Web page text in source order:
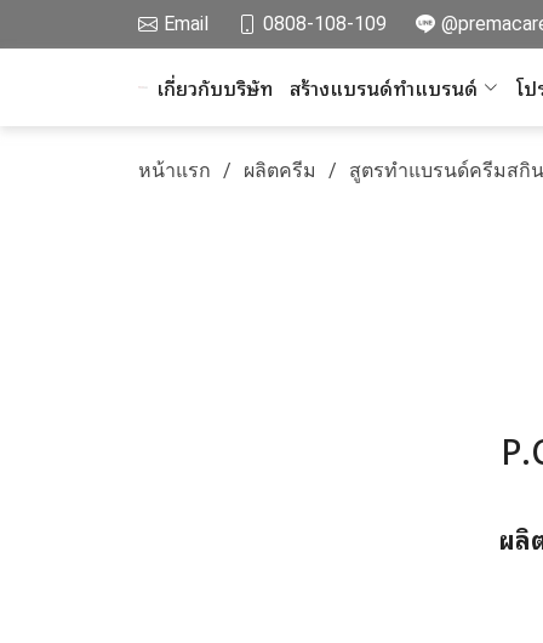
Email 0808-108-109
เกี่ยวกับบริษัท สร้างแบรนด์ทำแบรนด์ โ
หน้าแรก ผลิตครีม สูตรทำแบรนด์ครีมสกิ
ผลิ